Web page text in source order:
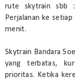
rute skytrain sbb
Perjalanan ke
menit.
Skytrain Bandara
yang terbatas,
prioritas. Ketika